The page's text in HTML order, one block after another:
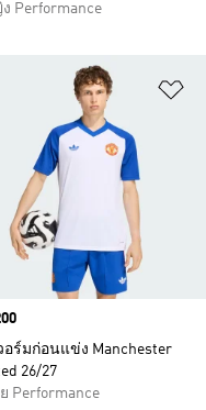
Performance
งรายการสินค้าโปรด
อร์มก่อนแข่ง Manchester
26/27
Performance